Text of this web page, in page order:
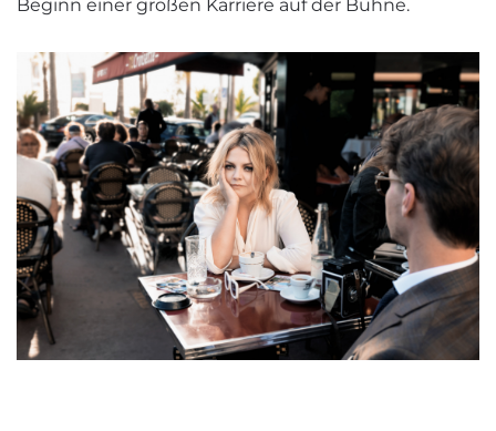
Beginn einer großen Karriere auf der Bühne.